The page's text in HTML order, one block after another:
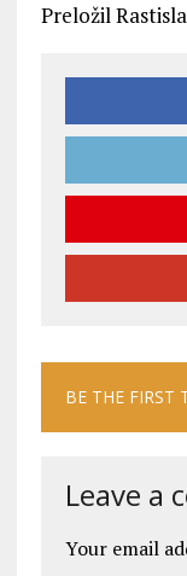
Preložil
BE THE FIRST
Leave a
Your email